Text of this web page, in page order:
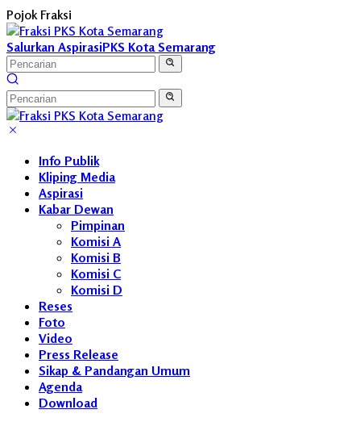
Langsung
ke
konten
Pojok Fraksi
Salurkan AspirasiPKS Kota Semarang
Info Publik
Kliping Media
Aspirasi
Kabar Dewan
Pimpinan
Komisi A
Komisi B
Komisi C
Komisi D
Reses
Foto
Video
Press Release
Sikap & Pandangan Umum
Agenda
Download